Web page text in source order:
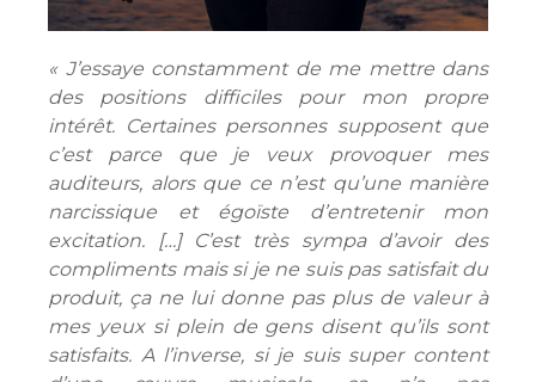
« J’essaye constamment de me mettre dans
des positions difficiles pour mon propre
intérêt. Certaines personnes supposent que
c’est parce que je veux provoquer mes
auditeurs, alors que ce n’est qu’une manière
narcissique et égoïste d’entretenir mon
excitation. […] C’est très sympa d’avoir des
compliments mais si je ne suis pas satisfait du
produit, ça ne lui donne pas plus de valeur à
mes yeux si plein de gens disent qu’ils sont
satisfaits. A l’inverse, si je suis super content